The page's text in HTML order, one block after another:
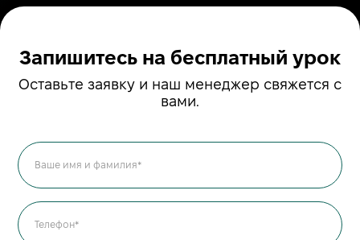
Запишитесь на бесплатный урок
Оставьте заявку и наш менеджер свяжется с
вами.